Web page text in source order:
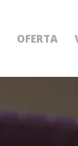
OFERTA